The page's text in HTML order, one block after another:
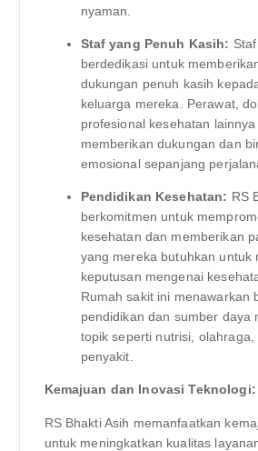
nyaman.
Staf yang Penuh Kasih:
berdedikasi untuk
dukungan penuh kasih
keluarga mereka. Perawat,
profesional kesehatan
memberikan dukungan dan
emosional sepanjang
Pendidikan Kesehatan: RS
berkomitmen untuk
kesehatan dan memberikan
yang mereka butuhkan untuk
keputusan mengenai
Rumah sakit ini menawarkan
pendidikan dan sumber daya
topik seperti nutrisi,
penyakit.
Kemajuan dan Inovasi Teknologi:
RS Bhakti Asih memanfaatkan
untuk meningkatkan kualitas